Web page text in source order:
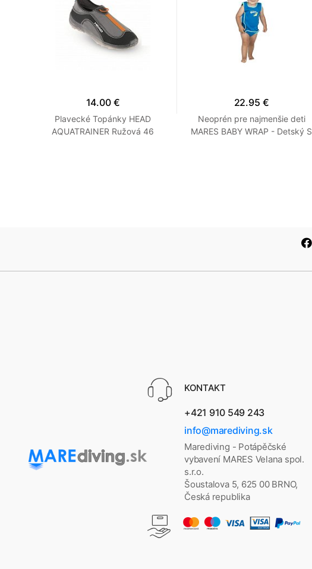
14.00 €
Plavecké Topánky HEAD
AQUATRAINER Ružová 46
22.95 €
Neoprén pre najmenšie deti
MARES BABY WRAP - Detský S
KONTAKT
+421 910 549 243
info@marediving.sk
Marediving - Potápěčské
vybavení MARES Velana spol.
s.r.o.
Šoustalova 5, 625 00 BRNO,
Česká republika